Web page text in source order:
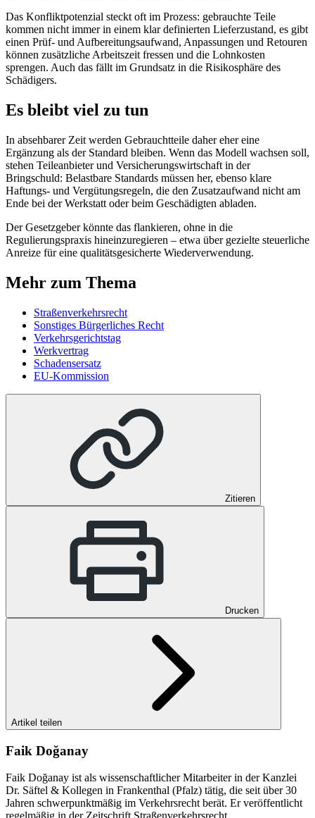
Das Konfliktpotenzial steckt oft im Prozess: gebrauchte Teile
kommen nicht immer in einem klar definierten Lieferzustand, es gibt
einen Prüf- und Aufbereitungsaufwand, Anpassungen und Retouren
können zusätzliche Arbeitszeit fressen und die Lohnkosten
sprengen. Auch das fällt im Grundsatz in die Risikosphäre des
Schädigers.
Es bleibt viel zu tun
In absehbarer Zeit werden Gebrauchtteile daher eher eine
Ergänzung als der Standard bleiben. Wenn das Modell wachsen soll,
stehen Teileanbieter und Versicherungswirtschaft in der
Bringschuld: Belastbare Standards müssen her, ebenso klare
Haftungs- und Vergütungsregeln, die den Zusatzaufwand nicht am
Ende bei der Werkstatt oder beim Geschädigten abladen.
Der Gesetzgeber könnte das flankieren, ohne in die
Regulierungspraxis hineinzuregieren – etwa über gezielte steuerliche
Anreize für eine qualitätsgesicherte Wiederverwendung.
Mehr zum Thema
Straßenverkehrsrecht
Sonstiges Bürgerliches Recht
Verkehrsgerichtstag
Werkvertrag
Schadensersatz
EU-Kommission
Zitieren
Drucken
Artikel teilen
Faik Doğanay
Faik Doğanay ist als wissenschaftlicher Mitarbeiter in der Kanzlei
Dr. Säftel & Kollegen in Frankenthal (Pfalz) tätig, die seit über 30
Jahren schwerpunktmäßig im Verkehrsrecht berät. Er veröffentlicht